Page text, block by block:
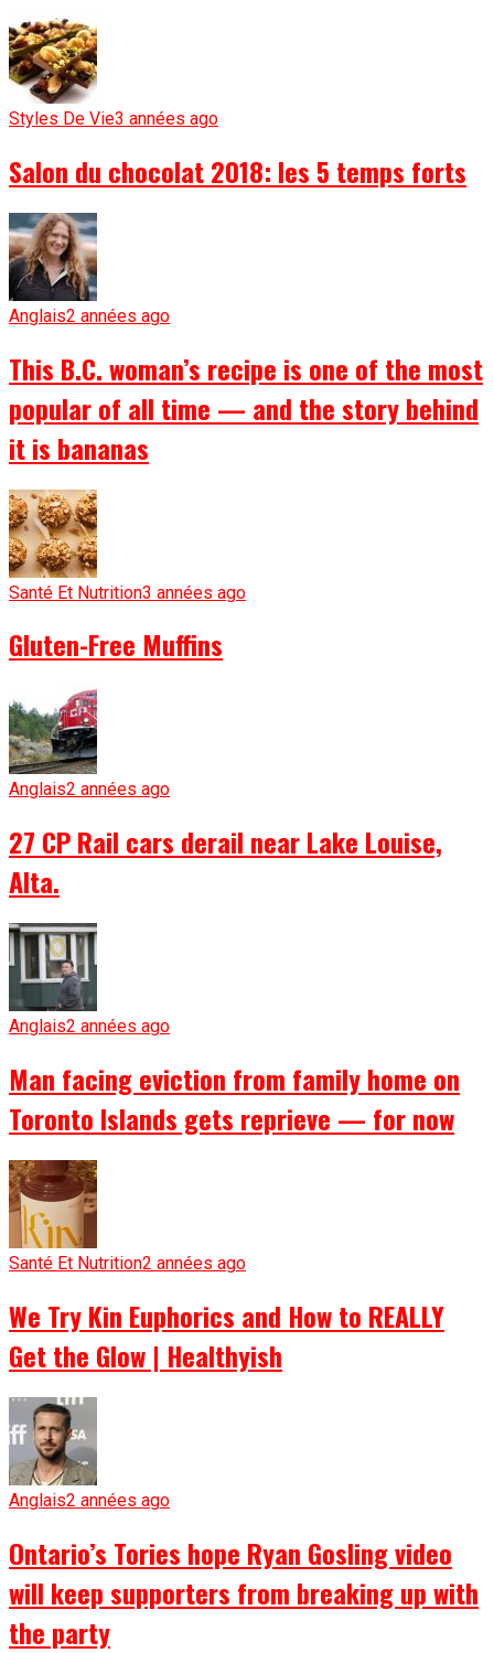
Styles De Vie3 années ago
Salon du chocolat 2018: les 5 temps forts
Anglais2 années ago
This B.C. woman’s recipe is one of the most
popular of all time — and the story behind
it is bananas
Santé Et Nutrition3 années ago
Gluten-Free Muffins
Anglais2 années ago
27 CP Rail cars derail near Lake Louise,
Alta.
Anglais2 années ago
Man facing eviction from family home on
Toronto Islands gets reprieve — for now
Santé Et Nutrition2 années ago
We Try Kin Euphorics and How to REALLY
Get the Glow | Healthyish
Anglais2 années ago
Ontario’s Tories hope Ryan Gosling video
will keep supporters from breaking up with
the party